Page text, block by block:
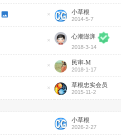
藏
顶
藏
顶
小草根
2014-5-7
藏
顶
心潮澎湃
2018-3-14
藏
顶
民审-M
2018-1-17
藏
顶
草根忠实会员
2015-11-2
小草根
2026-2-27